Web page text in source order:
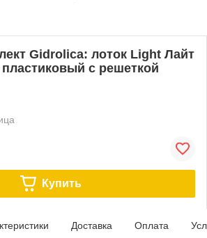
Gidrolica: лоток Light Лайт
с решеткой
Купить
Доставка Оплата